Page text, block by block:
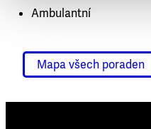
Ambulantní
Mapa všech poraden